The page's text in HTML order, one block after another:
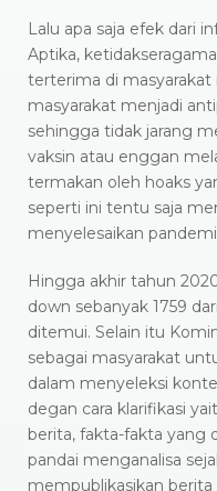
Lalu apa saja efek dari
Aptika,
terterima di
masyarakat menjadi
sehingga tidak jarang
vaksin atau enggan
termakan oleh hoaks
seperti ini tentu saja
menyelesaikan
Hingga akhir tahun
down sebanyak 1759
ditemui. Selain itu
sebagai masyarakat
dalam menyeleksi
degan cara klarifikasi
berita, fakta-fakta yang
pandai menganalisa
mempublikasikan